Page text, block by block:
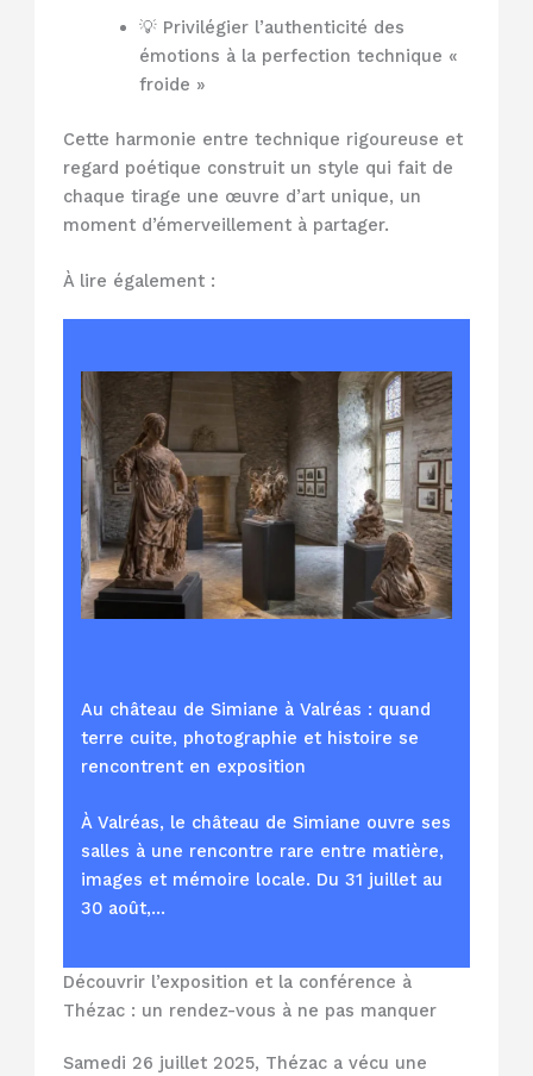
💡 Privilégier l’authenticité des
émotions à la perfection technique «
froide »
Cette harmonie entre technique rigoureuse et
regard poétique construit un style qui fait de
chaque tirage une œuvre d’art unique, un
moment d’émerveillement à partager.
À lire également :
Au château de Simiane à Valréas : quand
terre cuite, photographie et histoire se
rencontrent en exposition
À Valréas, le château de Simiane ouvre ses
salles à une rencontre rare entre matière,
images et mémoire locale. Du 31 juillet au
30 août,…
Découvrir l’exposition et la conférence à
Thézac : un rendez-vous à ne pas manquer
Samedi 26 juillet 2025, Thézac a vécu une